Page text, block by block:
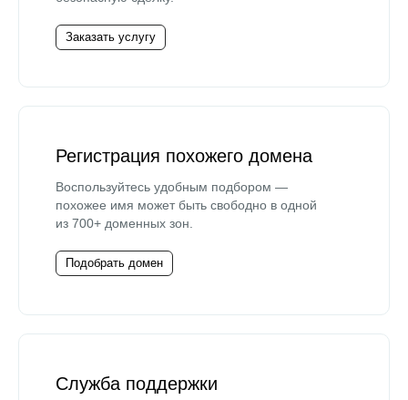
Заказать услугу
Регистрация похожего домена
Воспользуйтесь удобным подбором —
похожее имя может быть свободно в одной
из 700+ доменных зон.
Подобрать домен
Служба поддержки